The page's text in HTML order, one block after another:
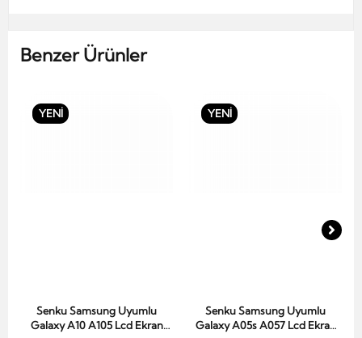
Benzer Ürünler
YENİ
Sepete Ekle
Senku Samsung Uyumlu
Galaxy A10 A105 Lcd Ekran
YENİ
Sepete Ekle
Senku Samsung Uyumlu
Galaxy A05s A057 Lcd Ekran